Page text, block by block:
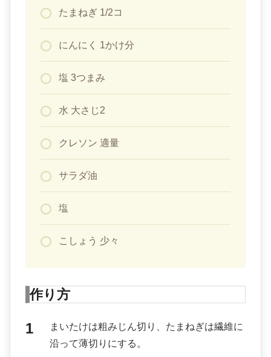
たまねぎ 1/2コ
にんにく 1かけ分
塩 3つまみ
水 大さじ2
クレソン 適量
サラダ油
塩
こしょう 少々
作り方
まいたけは粗みじん切り、たまねぎは繊維に
沿って薄切りにする。